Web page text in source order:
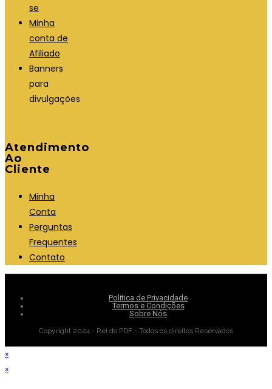
se
Minha
conta de
Afiliado
Banners
para
divulgações
Atendimento
Ao
Cliente
Minha
Conta
Perguntas
Frequentes
Contato
Politica de Privacidade
Termos e Condições
Sobre Nós
Copyright 2024 - Rei do PDF - Todos os direitos Reservados
×
×